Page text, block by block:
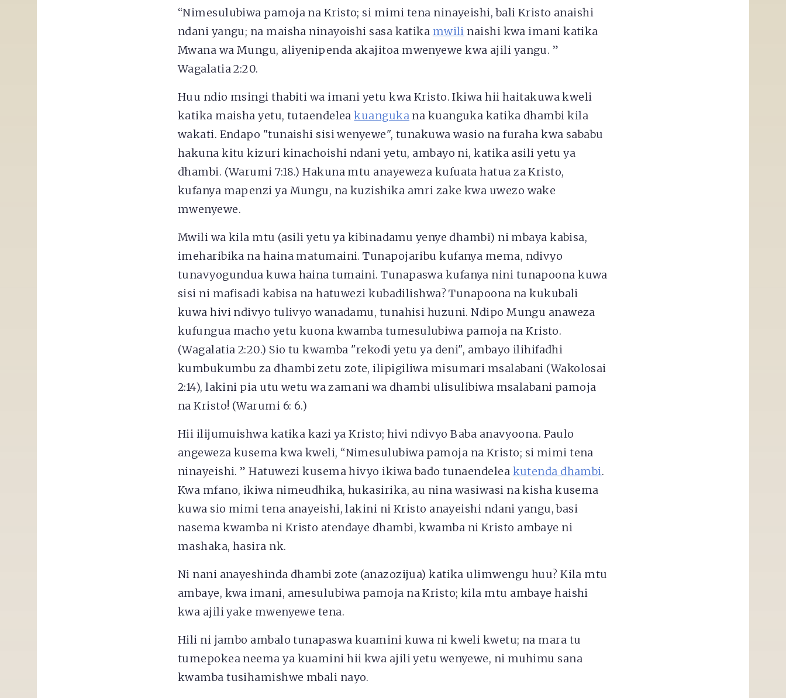
“Nimesulubiwa pamoja na Kristo; si mimi tena ninayeishi, bali Kristo anaishi
ndani yangu; na maisha ninayoishi sasa katika mwili naishi kwa imani katika
Mwana wa Mungu, aliyenipenda akajitoa mwenyewe kwa ajili yangu. ”
Wagalatia 2:20.
Huu ndio msingi thabiti wa imani yetu kwa Kristo. Ikiwa hii haitakuwa kweli
katika maisha yetu, tutaendeleakuanguka na kuanguka katika dhambi kila
wakati. Endapo "tunaishi sisi wenyewe", tunakuwa wasio na furaha kwa sababu
hakuna kitu kizuri kinachoishi ndani yetu, ambayo ni, katika asili yetu ya
dhambi. (Warumi 7:18.) Hakuna mtu anayeweza kufuata hatua za Kristo,
kufanya mapenzi ya Mungu, na kuzishika amri zake kwa uwezo wake
mwenyewe.
Mwili wa kila mtu (asili yetu ya kibinadamu yenye dhambi) ni mbaya kabisa,
imeharibika na haina matumaini. Tunapojaribu kufanya mema, ndivyo
tunavyogundua kuwa haina tumaini. Tunapaswa kufanya nini tunapoona kuwa
sisi ni mafisadi kabisa na hatuwezi kubadilishwa? Tunapoona na kukubali
kuwa hivi ndivyo tulivyo wanadamu, tunahisi huzuni. Ndipo Mungu anaweza
kufungua macho yetu kuona kwamba tumesulubiwa pamoja na Kristo.
(Wagalatia 2:20.) Sio tu kwamba "rekodi yetu ya deni", ambayo ilihifadhi
kumbukumbu za dhambi zetu zote, ilipigiliwa misumari msalabani (Wakolosai
2:14), lakini pia utu wetu wa zamani wa dhambi ulisulibiwa msalabani pamoja
na Kristo! (Warumi 6: 6.)
Hii ilijumuishwa katika kazi ya Kristo; hivi ndivyo Baba anavyoona. Paulo
angeweza kusema kwa kweli, “Nimesulubiwa pamoja na Kristo; si mimi tena
ninayeishi. ” Hatuwezi kusema hivyo ikiwa bado tunaendelea kutenda dhambi.
Kwa mfano, ikiwa nimeudhika, hukasirika, au nina wasiwasi na kisha kusema
kuwa sio mimi tena anayeishi, lakini ni Kristo anayeishi ndani yangu, basi
nasema kwamba ni Kristo atendaye dhambi, kwamba ni Kristo ambaye ni
mashaka, hasira nk.
Ni nani anayeshinda dhambi zote (anazozijua) katika ulimwengu huu? Kila mtu
ambaye, kwa imani, amesulubiwa pamoja na Kristo; kila mtu ambaye haishi
kwa ajili yake mwenyewe tena.
Hili ni jambo ambalo tunapaswa kuamini kuwa ni kweli kwetu; na mara tu
tumepokea neema ya kuamini hii kwa ajili yetu wenyewe, ni muhimu sana
kwamba tusihamishwe mbali nayo.